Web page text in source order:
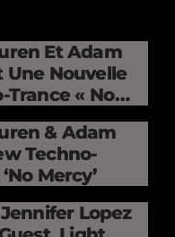
Et Adam
Une Nouvelle
Trance « No
& Adam
Techno-
Mercy’
Lopez